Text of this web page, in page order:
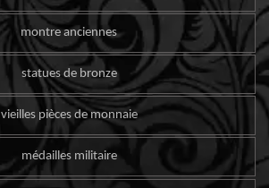
montre anciennes
statues de bronze
vieilles pièces de monnaie
médailles militaire